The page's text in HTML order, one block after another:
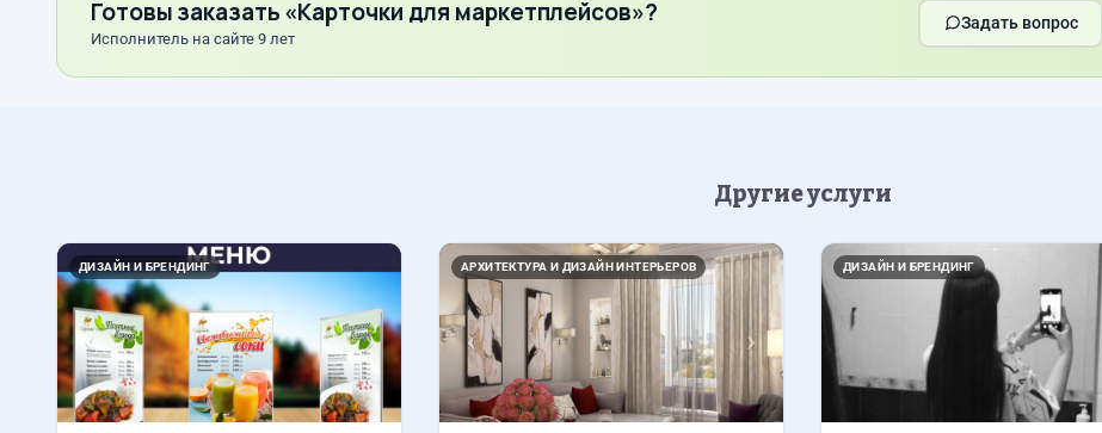
Готовы заказать «Карточки для маркетплейсов»?
Исполнитель на сайте 9 лет
Задать вопрос
Другие услуги
ДИЗАЙН И БРЕНДИНГ
Назад Вперед АРХИТЕКТУРА И ДИЗАЙН ИНТЕРЬЕРОВ
Назад Вперед ДИЗАЙН И БРЕНДИНГ